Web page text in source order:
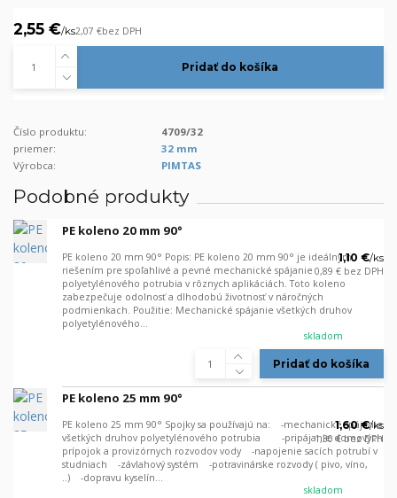
2,55 €/ks2,07 €bez DPH
Pridať do košíka
Číslo produktu:
4709/32
priemer:
32 mm
Výrobca:
PIMTAS
Podobné produkty
PE koleno 20 mm 90°
PE koleno 20 mm 90° Popis: PE koleno 20 mm 90° je ideálnym
riešením pre spoľahlivé a pevné mechanické spájanie
polyetylénového potrubia v rôznych aplikáciách. Toto koleno
zabezpečuje odolnosť a dlhodobú životnosť v náročných
podmienkach. Použitie: Mechanické spájanie všetkých druhov
polyetylénového...
1,10 €/ks
0,89 € bez DPH
skladom
Pridať do košíka
PE koleno 25 mm 90°
PE koleno 25 mm 90° Spojky sa používajú na: -mechanické spájanie
všetkých druhov polyetylénového potrubia -pripájanie domových
prípojok a provizórnych rozvodov vody -napojenie sacích potrubí v
studniach -závlahový systém -potravinárske rozvody ( pivo, víno,
..) -dopravu kyselín...
1,60 €/ks
1,30 €bez DPH
skladom